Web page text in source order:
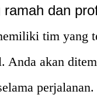
dan
tim yang
Anda akan